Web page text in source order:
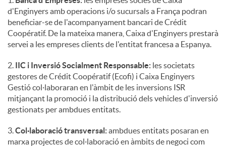
d'Enginyers amb operacions i/o sucursals a França podran
beneficiar-se de l'acompanyament bancari de Crédit
Coopératif. De la mateixa manera, Caixa d'Enginyers prestarà
servei a les empreses clients de l'entitat francesa a Espanya.
2. IIC i Inversió Socialment Responsable: les societats
gestores de Crédit Coopératif (Ecofi) i Caixa Enginyers
Gestió col·laboraran en l'àmbit de les inversions ISR
mitjançant la promoció i la distribució dels vehicles d'inversió
gestionats per ambdues entitats.
3.Col·laboració transversal:ambdues entitats posaran en
marxa projectes de col·laboració en àmbits de negoci com